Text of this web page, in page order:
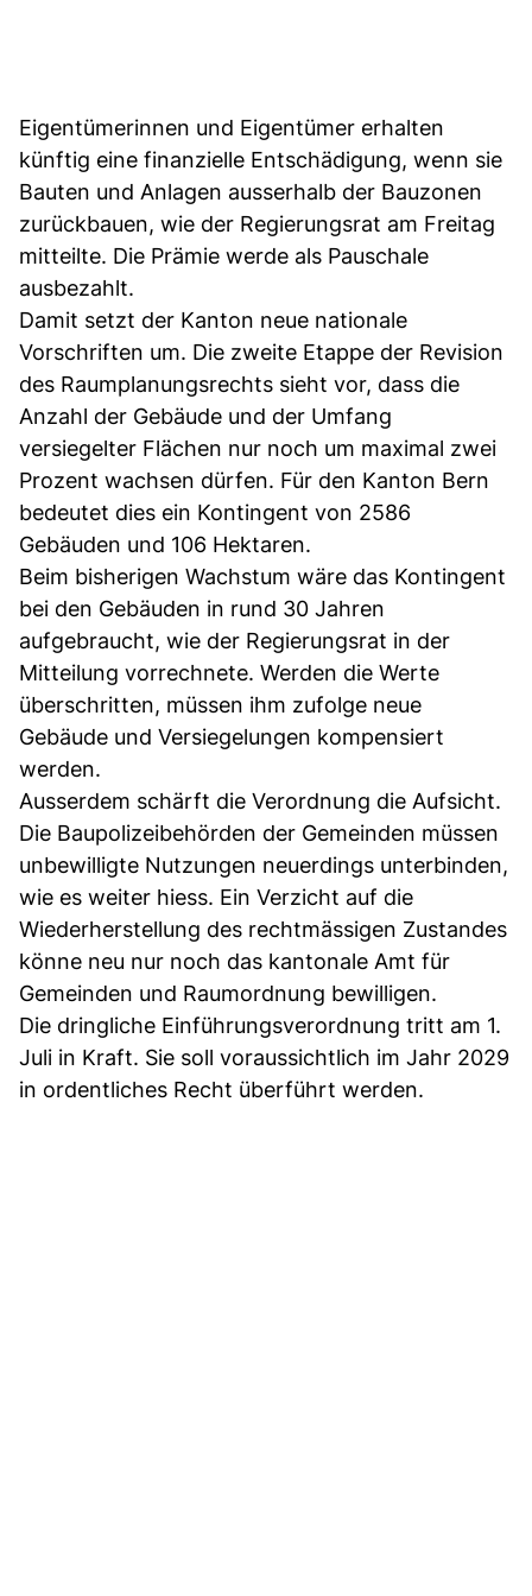
Eigentümerinnen und Eigentümer erhalten
künftig eine finanzielle Entschädigung, wenn sie
Bauten und Anlagen ausserhalb der Bauzonen
zurückbauen, wie der Regierungsrat am Freitag
mitteilte. Die Prämie werde als Pauschale
ausbezahlt.
Damit setzt der Kanton neue nationale
Vorschriften um. Die zweite Etappe der Revision
des Raumplanungsrechts sieht vor, dass die
Anzahl der Gebäude und der Umfang
versiegelter Flächen nur noch um maximal zwei
Prozent wachsen dürfen. Für den Kanton Bern
bedeutet dies ein Kontingent von 2586
Gebäuden und 106 Hektaren.
Beim bisherigen Wachstum wäre das Kontingent
bei den Gebäuden in rund 30 Jahren
aufgebraucht, wie der Regierungsrat in der
Mitteilung vorrechnete. Werden die Werte
überschritten, müssen ihm zufolge neue
Gebäude und Versiegelungen kompensiert
werden.
Ausserdem schärft die Verordnung die Aufsicht.
Die Baupolizeibehörden der Gemeinden müssen
unbewilligte Nutzungen neuerdings unterbinden,
wie es weiter hiess. Ein Verzicht auf die
Wiederherstellung des rechtmässigen Zustandes
könne neu nur noch das kantonale Amt für
Gemeinden und Raumordnung bewilligen.
Die dringliche Einführungsverordnung tritt am 1.
Juli in Kraft. Sie soll voraussichtlich im Jahr 2029
in ordentliches Recht überführt werden.